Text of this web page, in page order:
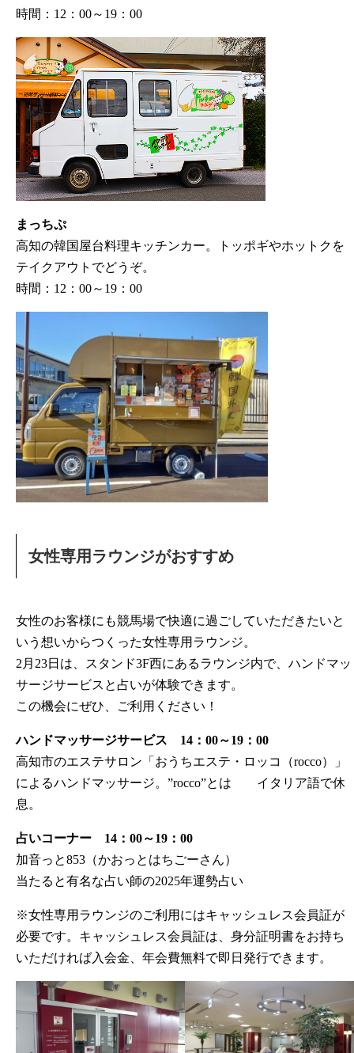
時間：12：00～19：00
まっちぷ
高知の韓国屋台料理キッチンカー。トッポギやホットクを
テイクアウトでどうぞ。
時間：12：00～19：00
女性専用ラウンジがおすすめ
女性のお客様にも競馬場で快適に過ごしていただきたいと
いう想いからつくった女性専用ラウンジ。
2月23日は、スタンド3F西にあるラウンジ内で、ハンドマッ
サージサービスと占いが体験できます。
この機会にぜひ、ご利用ください！
ハンドマッサージサービス 14：00～19：00
高知市のエステサロン「おうちエステ・ロッコ（rocco）」
によるハンドマッサージ。”rocco”とは イタリア語で休
息。
占いコーナー 14：00～19：00
加音っと853（かおっとはちごーさん）
当たると有名な占い師の2025年運勢占い
※女性専用ラウンジのご利用にはキャッシュレス会員証が
必要です。キャッシュレス会員証は、身分証明書をお持ち
いただければ入会金、年会費無料で即日発行できます。